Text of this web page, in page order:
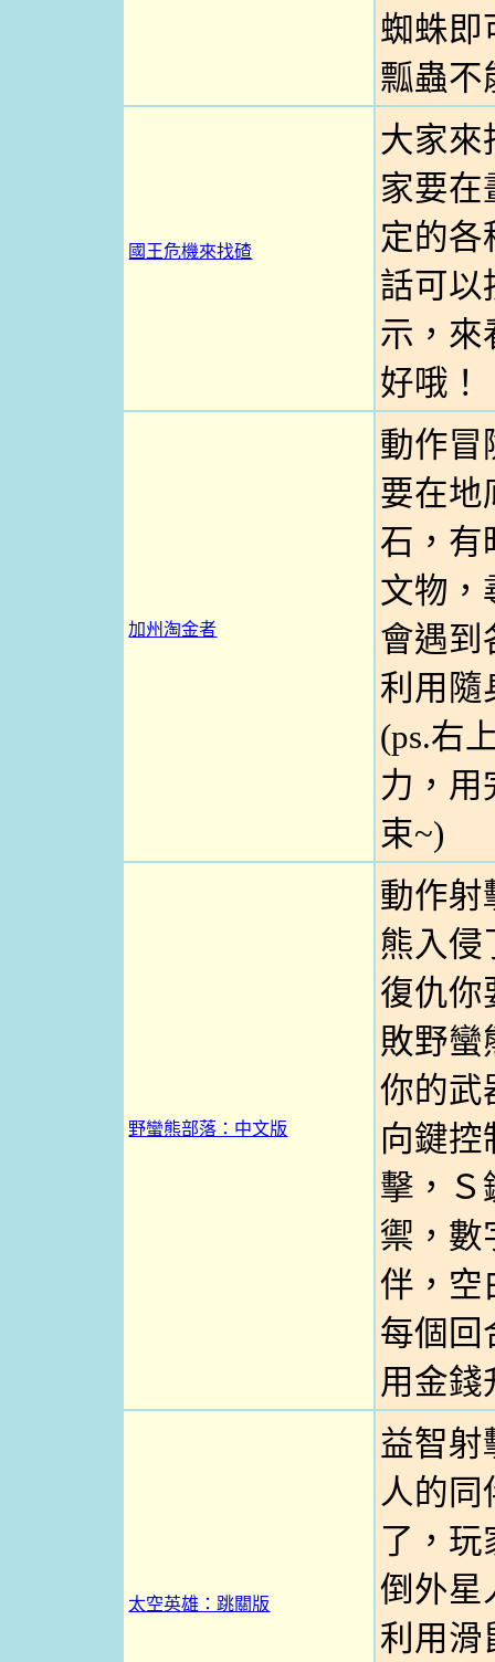
蜘蛛即
瓢蟲不
國王危機來找碴
大家來
家要在
定的各
話可以
示，來
好哦！
加州淘金者
動作冒
要在地
石，有
文物，
會遇到
利用隨
(ps.右
力，用
束~)
野蠻熊部落：中文版
動作射
熊入侵
復仇你
敗野蠻
你的武
向鍵控
擊，Ｓ
禦，數
伴，空
每個回
用金錢
太空英雄：跳關版
益智射
人的同
了，玩
倒外星
利用滑